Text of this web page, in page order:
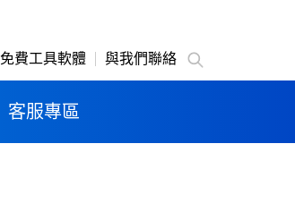
免費工具軟體 與我們聯絡
客服專區